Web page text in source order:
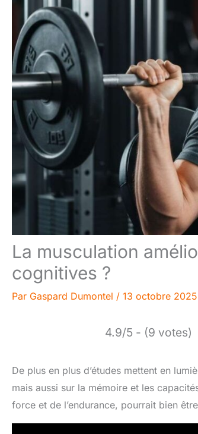
La musculation
cognitives ?
Par Gaspard Dumontel / 13 octobre 2025
4.9/5 - (9 votes)
De plus en plus d’études mettent en
mais aussi sur la mémoire et les
force et de l’endurance, pourrait bien